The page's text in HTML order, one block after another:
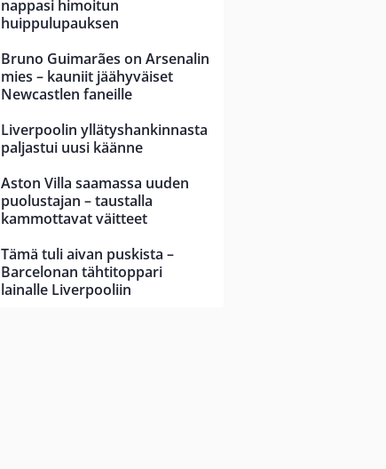
nappasi himoitun
huippulupauksen
Bruno Guimarães on Arsenalin
mies – kauniit jäähyväiset
Newcastlen faneille
Liverpoolin yllätyshankinnasta
paljastui uusi käänne
Aston Villa saamassa uuden
puolustajan – taustalla
kammottavat väitteet
Tämä tuli aivan puskista –
Barcelonan tähtitoppari
lainalle Liverpooliin